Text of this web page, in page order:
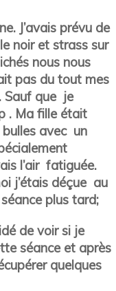
J’avais prévu de
noir et strass sur
nous nous
pas du tout mes
Sauf que je
. Ma fille était
avec un
l’air fatiguée.
j’étais déçue au
plus tard;
de voir si je
séance et après
quelques